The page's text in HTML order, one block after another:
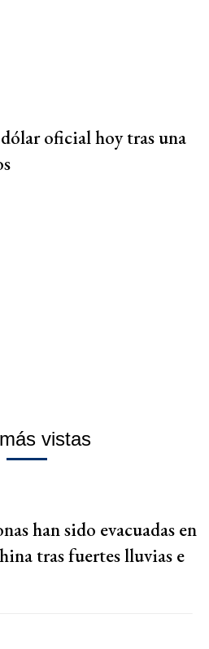
oficial hoy tras una
vistas
han sido evacuadas en
tras fuertes lluvias e